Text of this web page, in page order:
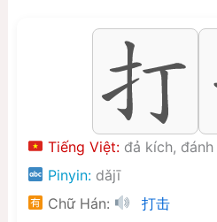
Tiếng Việt: đả kích, đánh
Pinyin: dǎjī
Chữ Hán:
打击